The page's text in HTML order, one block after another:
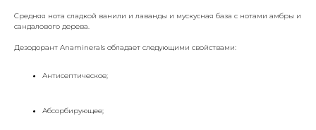
Средняя нота сладкой ванили и лаванды и мускусная база с нотами амбры и
сандалового дерева.
Дезодорант Anaminerals обладает следующими свойствами:
Антисептическое;
Абсорбирующее;